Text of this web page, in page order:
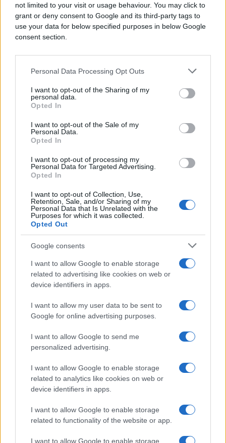
not limited to your visit or usage behaviour. You may click to
grant or deny consent to Google and its third-party tags to
use your data for below specified purposes in below Google
consent section.
Personal Data Processing Opt Outs
I want to opt-out of the Sharing of my
personal data.
Opted In
I want to opt-out of the Sale of my
Personal Data.
Opted In
I want to opt-out of processing my
Personal Data for Targeted Advertising.
Opted In
I want to opt-out of Collection, Use,
Retention, Sale, and/or Sharing of my
Personal Data that Is Unrelated with the
Purposes for which it was collected.
Opted Out
Google consents
I want to allow Google to enable storage
related to advertising like cookies on web or
device identifiers in apps.
I want to allow my user data to be sent to
Google for online advertising purposes.
I want to allow Google to send me
personalized advertising.
I want to allow Google to enable storage
related to analytics like cookies on web or
device identifiers in apps.
I want to allow Google to enable storage
related to functionality of the website or app.
I want to allow Google to enable storage
Jedni smatraju da je takav gest neprimjeren i da
pokazuje nedostatak osnovne kulture i zahvalnosti.
Drugi ističu da pošten čin ne bi trebao biti
motivisan nagradom i da pronalazač nije trebao
ništa očekivati. Treći naglašavaju da je cijela
situacija mogla biti izbjegnuta da je novčanik
Ova priča je otvorila šire pitanje – gdje je granica
između poštenja bez očekivanja i osnovne ljudske
zahvalnosti.
#Budva #novčanik